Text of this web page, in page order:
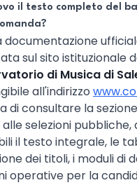
il testo completo del
documentazione
sul sito istituzionale
di Musica di
all'indirizzo
di consultare la
selezioni pubbliche,
il testo integrale, le
dei titoli, i moduli di
operative per la